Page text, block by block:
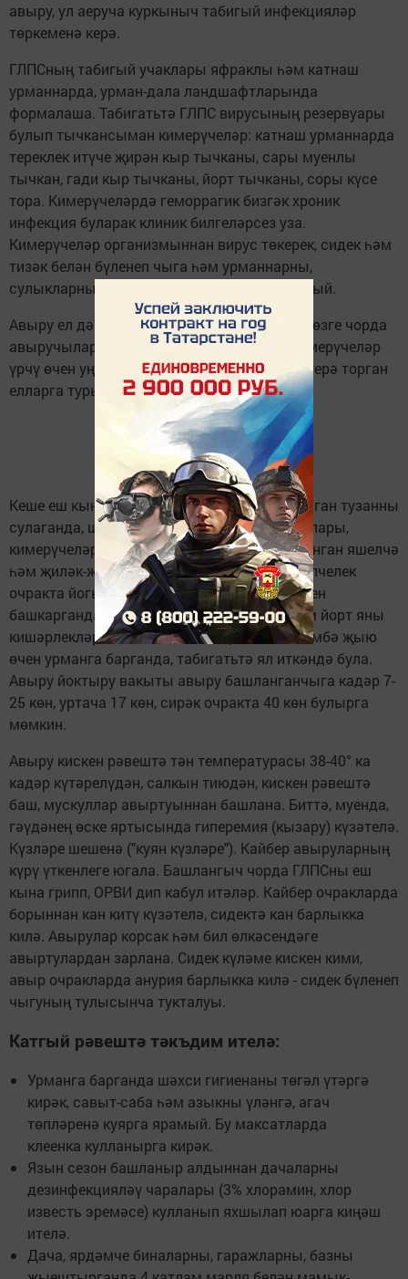
авыру, ул аеруча куркыныч табигый инфекцияләр
төркеменә керә.
ГЛПСның табигый учаклары яфраклы һәм катнаш
урманнарда, урман-дала ландшафтларында
формалаша. Табигатьтә ГЛПС вирусының резервуары
булып тычкансыман кимерүчеләр: катнаш урманнарда
тереклек итүче җирән кыр тычканы, сары муенлы
тычкан, гади кыр тычканы, йорт тычканы, соры күсе
тора. Кимерүчеләрдә геморрагик бизгәк хроник
инфекция буларак клиник билгеләрсез уза.
Кимерүчеләр организмыннан вирус төкерек, сидек һәм
тизәк белән бүленеп чыга һәм урманнарны,
сулыкларны, туклану продуктларын зарарлый.
Авыру ел дәвамында теркәлә, язгы-җәйге-көзге чорда
авыручылар саны арта. Эпидемик үсеш кимерүчеләр
үрчү өчен уңайлы, аларның саны артуга китерә торган
елларга туры килә.
Кеше еш кына ГЛПС вирусы белән зарарланган тузанны
сулаганда, шулай ук су, азык-төлек продуктлары,
кимерүчеләрнең бүлендекләре белән пычранган яшелчә
һәм җиләк-җимешләр кулланганда йога. Күпчелек
очракта йогышлану авыл хуҗалыгы эшләрен
башкарганда, урман эшкәрткәндә, дача һәм йорт яны
кишәрлекләрендә эшләгәндә, җиләк һәм гөмбә җыю
өчен урманга барганда, табигатьтә ял иткәндә була.
Авыру йоктыру вакыты авыру башланганчыга кадәр 7-
25 көн, уртача 17 көн, сирәк очракта 40 көн булырга
мөмкин.
Авыру кискен рәвештә тән температурасы 38-40° ка
кадәр күтәрелүдән, салкын тиюдән, кискен рәвештә
баш, мускуллар авыртуыннан башлана. Биттә, муенда,
гәүдәнең өске яртысында гиперемия (кызару) күзәтелә.
Күзләре шешенә ("куян күзләре"). Кайбер авыруларның
күрү үткенлеге югала. Башлангыч чорда ГЛПСны еш
кына грипп, ОРВИ дип кабул итәләр. Кайбер очракларда
борыннан кан китү күзәтелә, сидектә кан барлыкка
килә. Авырулар корсак һәм бил өлкәсендәге
авыртулардан зарлана. Сидек күләме кискен кими,
авыр очракларда анурия барлыкка килә - сидек бүленеп
чыгуның тулысынча тукталуы.
Катгый рәвештә тәкъдим ителә:
Урманга барганда шәхси гигиенаны төгәл үтәргә
кирәк, савыт-саба һәм азыкны үләнгә, агач
төпләренә куярга ярамый. Бу максатларда
клеенка кулланырга кирәк.
Язын сезон башланыр алдыннан дачаларны
дезинфекцияләү чаралары (3% хлорамин, хлор
известь эремәсе) кулланып яхшылап юарга киңәш
ителә.
Дача, ярдәмче биналарны, гаражларны, базны